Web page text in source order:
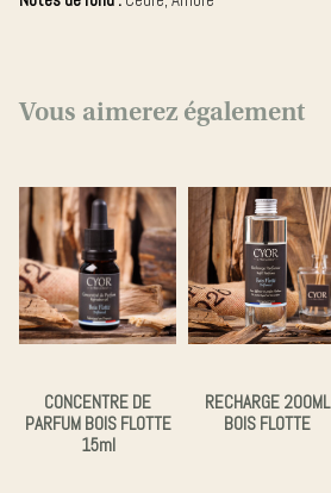
Vous aimerez également
CONCENTRE DE
PARFUM BOIS FLOTTE
15ml
RECHARGE 200ML
BOIS FLOTTE